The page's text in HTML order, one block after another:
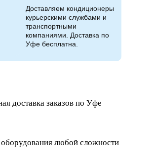
Доставляем кондиционеры
курьерскими службами и
транспортными
компаниями. Доставка по
Уфе бесплатна.
доставка заказов по Уфе
любой сложности